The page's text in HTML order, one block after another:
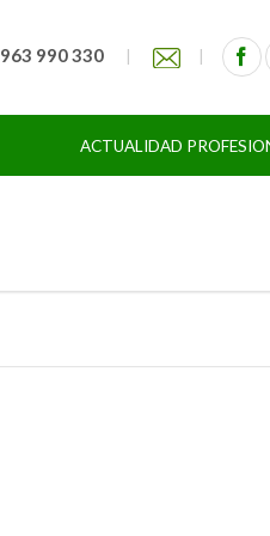
963 990 330 | |
ACTUALIDAD